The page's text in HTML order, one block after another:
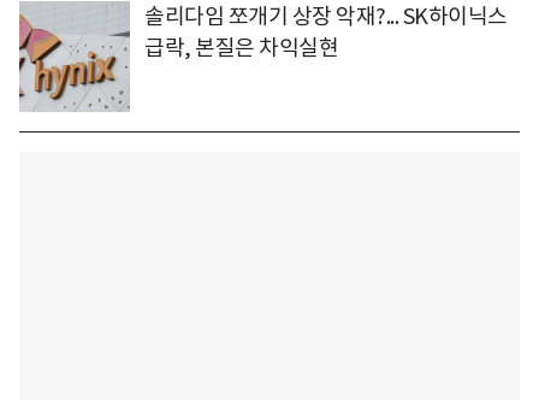
솔리다임 쪼개기 상장 악재?... SK하이닉스
급락, 본질은 차익실현